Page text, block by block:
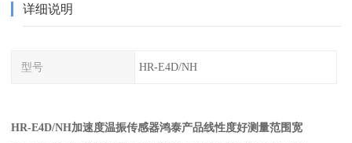
详细说明
型号 HR-E4D/NH
HR-E4D/NH加速度温振传感器鸿泰产品线性度好测量范围宽